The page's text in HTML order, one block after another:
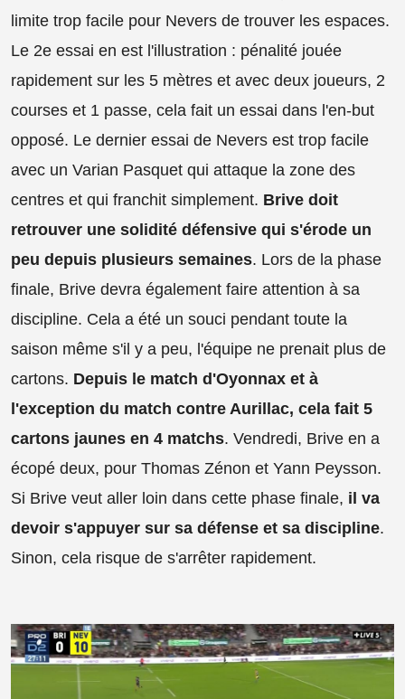
limite trop facile pour Nevers de trouver les espaces.
Le 2e essai en est l'illustration : pénalité jouée
rapidement sur les 5 mètres et avec deux joueurs, 2
courses et 1 passe, cela fait un essai dans l'en-but
opposé. Le dernier essai de Nevers est trop facile
avec un Varian Pasquet qui attaque la zone des
centres et qui franchit simplement. Brive doit
retrouver une solidité défensive qui s'érode un
peu depuis plusieurs semaines. Lors de la phase
finale, Brive devra également faire attention à sa
discipline. Cela a été un souci pendant toute la
saison même s'il y a peu, l'équipe ne prenait plus de
cartons. Depuis le match d'Oyonnax et à
l'exception du match contre Aurillac, cela fait 5
cartons jaunes en 4 matchs. Vendredi, Brive en a
écopé deux, pour Thomas Zénon et Yann Peysson.
Si Brive veut aller loin dans cette phase finale, il va
devoir s'appuyer sur sa défense et sa discipline.
Sinon, cela risque de s'arrêter rapidement.